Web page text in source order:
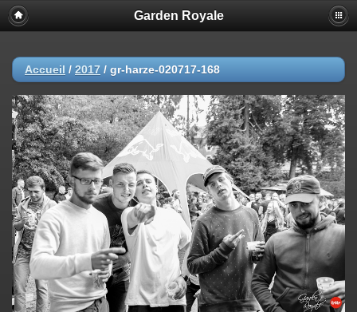
Garden Royale
Accueil / 2017 / gr-harze-020717-168